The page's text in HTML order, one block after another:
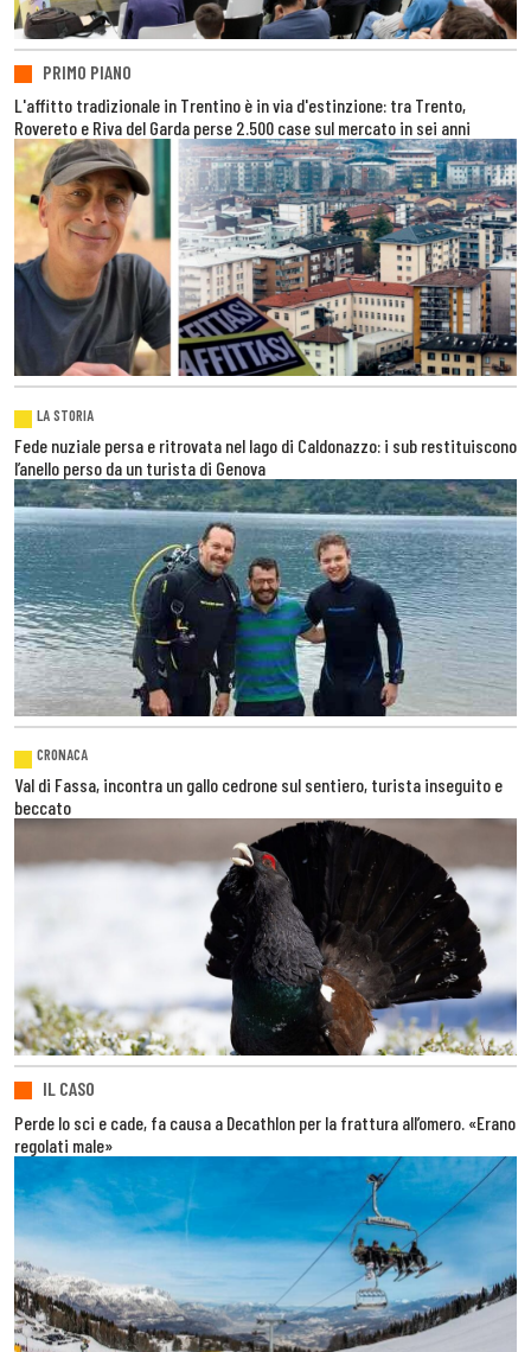
PRIMO PIANO
L'affitto tradizionale in Trentino è in via d'estinzione: tra Trento,
Rovereto e Riva del Garda perse 2.500 case sul mercato in sei anni
LA STORIA
Fede nuziale persa e ritrovata nel lago di Caldonazzo: i sub restituiscono
l’anello perso da un turista di Genova
CRONACA
Val di Fassa, incontra un gallo cedrone sul sentiero, turista inseguito e
beccato
IL CASO
Perde lo sci e cade, fa causa a Decathlon per la frattura all’omero. «Erano
regolati male»